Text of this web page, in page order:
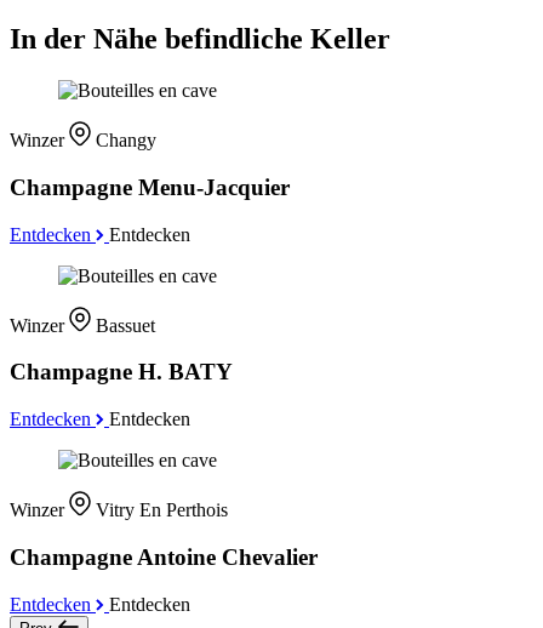
In der Nähe befindliche Keller
Winzer Changy
Champagne Menu-Jacquier
Entdecken Entdecken
Winzer Bassuet
Champagne H. BATY
Entdecken Entdecken
Winzer Vitry En Perthois
Champagne Antoine Chevalier
Entdecken Entdecken